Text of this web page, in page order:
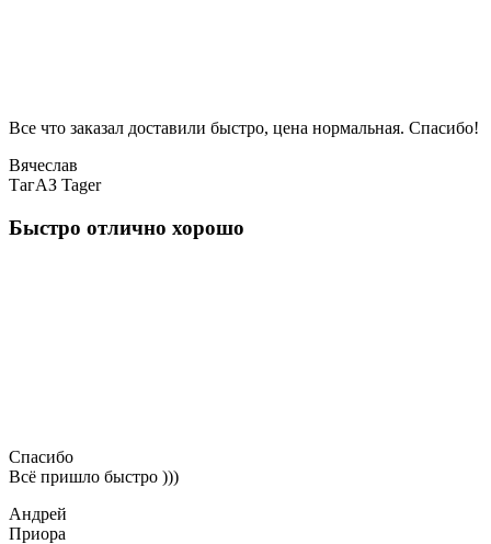
Все что заказал доставили быстро, цена нормальная. Спасибо!
Вячеслав
ТагАЗ Tager
Быстро отлично хорошо
Спасибо
Всё пришло быстро )))
Андрей
Приора